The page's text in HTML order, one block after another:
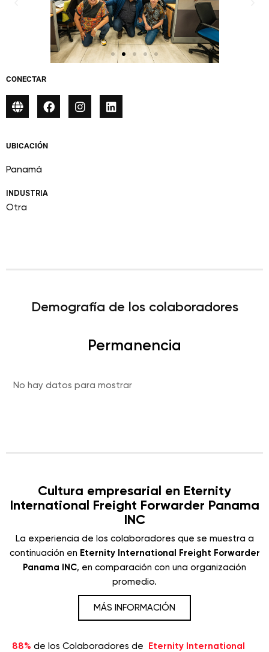
INDUSTRIA
Otra
UBICACIÓN
Panamá
CONECTAR
Demografía de los colaboradores
Permanencia
No hay datos para mostrar
Cultura empresarial en Eternity
International Freight Forwarder Panama
INC
La experiencia de los colaboradores que se muestra a
continuación en Eternity International Freight Forwarder
Panama INC, en comparación con una organización
promedio.
MÁS INFORMACIÓN
88% de los Colaboradores de Eternity International